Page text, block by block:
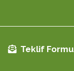
Teklif Formu